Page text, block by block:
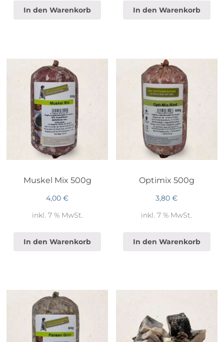
In den Warenkorb In den Warenkorb
Muskel Mix 500g
4,00 €
inkl. 7 % MwSt.
In den Warenkorb
Optimix 500g
3,80€
inkl. 7 % MwSt.
In den Warenkorb